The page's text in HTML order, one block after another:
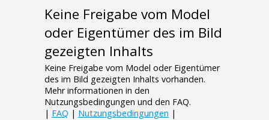
Keine Freigabe vom Model
oder Eigentümer des im Bild
gezeigten Inhalts
Keine Freigabe vom Model oder Eigentümer
des im Bild gezeigten Inhalts vorhanden.
Mehr informationen in den
Nutzungsbedingungen und den FAQ.
| FAQ | Nutzungsbedingungen |